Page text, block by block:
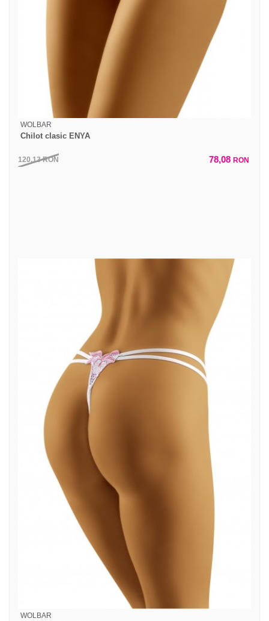
WOLBAR
Chilot clasic ENYA
120,13RON 78,08 RON
WOLBAR